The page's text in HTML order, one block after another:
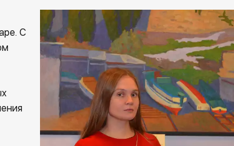
С